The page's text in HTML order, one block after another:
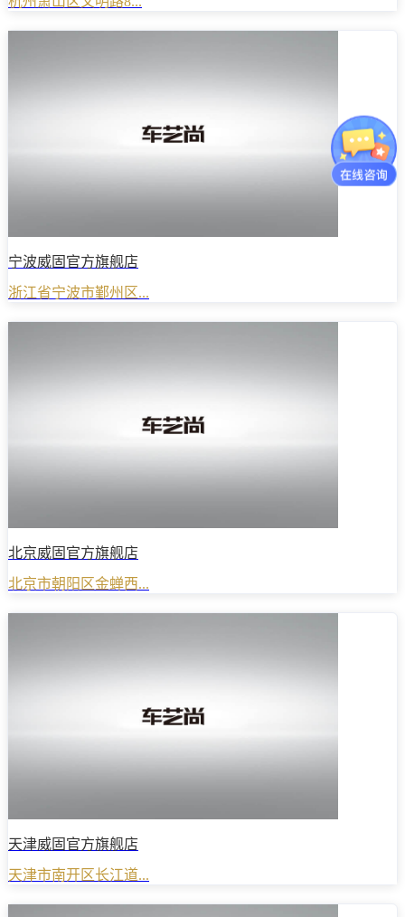
宁波威固官方旗舰店
浙江省宁波市鄞州区...
北京威固官方旗舰店
北京市朝阳区金蝉西...
天津威固官方旗舰店
天津市南开区长江道...